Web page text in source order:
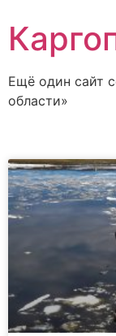
Ещё один сайт
области»